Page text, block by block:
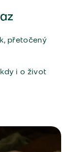
přetočený
i o život